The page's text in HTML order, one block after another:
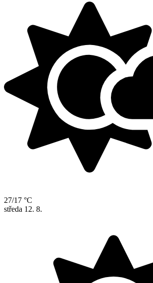
27/17 °C
středa 12. 8.